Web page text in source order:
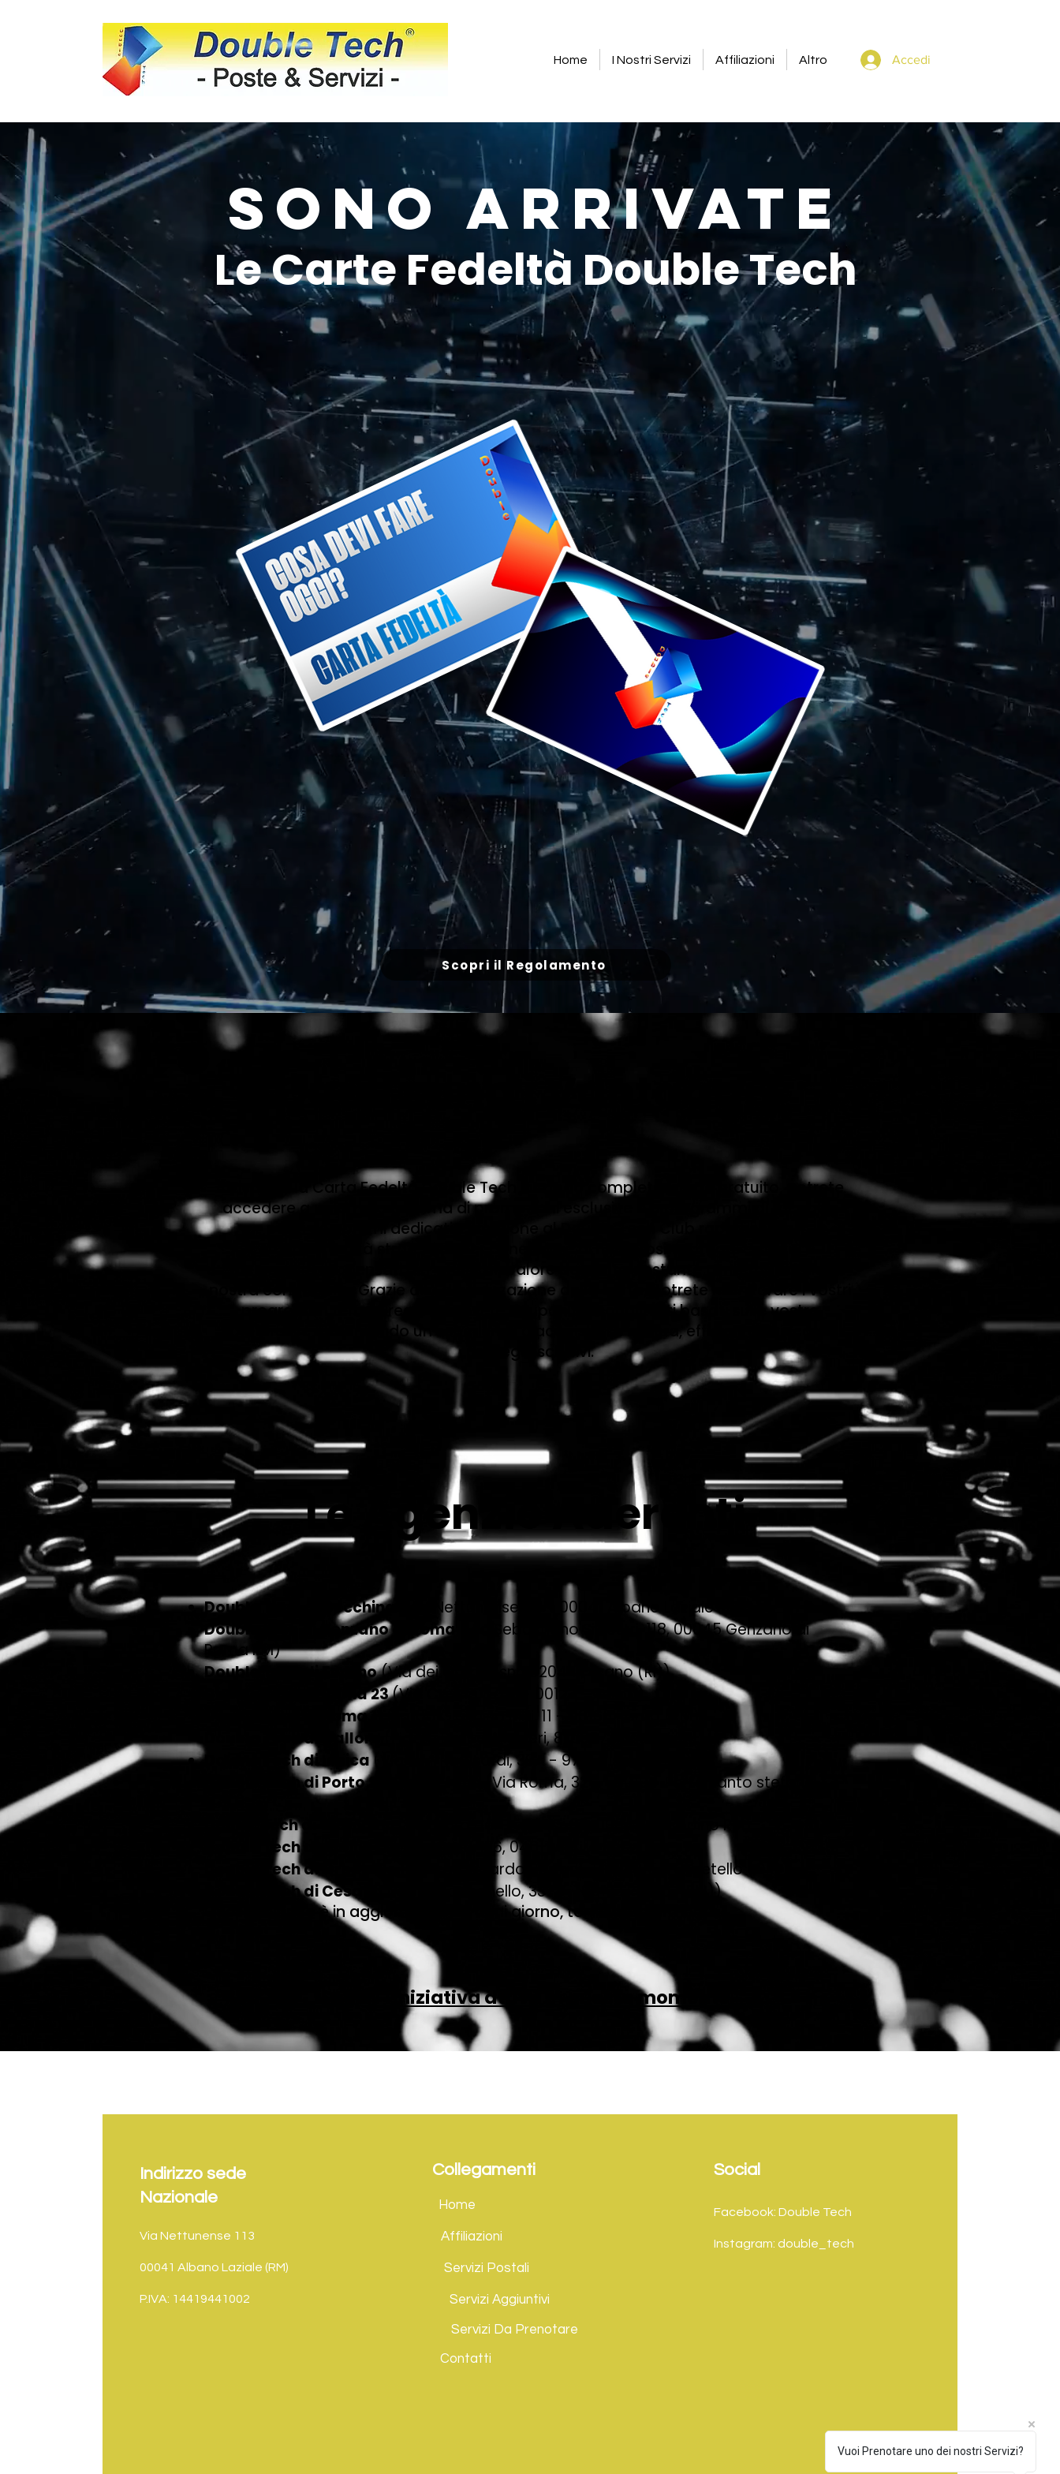
Home I Nostri Servizi Affiliazioni Altro Accedi
Le Carte Fedeltà Double Tech
Sono arrivate
Scopri il Regolamento
Attivando la Carta Fedeltà Double Tech in modo completamente gratuito, potrete
accedere a un’ampia gamma di promozioni esclusive e a programmi di raccolta
punti con premi dedicati. L’iscrizione al Double Tech Club rappresenta
un’opportunità strategica per beneficiare di numerosi vantaggi e servizi
personalizzati, pensati per offrire un valore aggiunto costante ai membri della
nostra community. Grazie alla digitalizzazione della carta, potrete monitorare i vostri
progressi in tempo reale e ricevere coupon personalizzati basati sulle vostre
preferenze, garantendo un'esperienza d'acquisto su misura, efficiente e ricca di
privilegi esclusivi.
Le Agenzie Aderenti
Double Tech di Cecchina
(Via Nettunense 113 - 00041 Albano Laziale RM)
Double tech di Genzano di Roma
(Via Sebastiano Silvestri, 118, 00045 Genzano di
Roma RM)
Double Tech di Forano(Via dei Gradini snc 02044 Forano (RI))
Double Tech di Roma 23(Via Cassia, 1743 - 00123 - Roma)
Double Tech di Roma 11
(Largo Giannina Milli, 11 - 00165 Roma (RM))
Double Tech di Galloro
(Piazza Dante Alighieri, 8, 00072 Ariccia RM)
Double Tech di Ispica(Viale M. Rapisardi, 39A - 97014 Ispica (RG)
Double Tech di Porto Santo Stefano
(Via Roma, 32 - 58019 - Porto santo stefano
Double tech di Ciampino
(Via Mura dei Francesi, 66, 00043 Ciampino RM)
Double Tech di Aprilia
(Via dei Lauri, 136, 04011 Aprilia LT)
Double Tech di Orbetello
(Piazza Odoardo Borrani, 7 - 58015 - Orbetello (GR))
Double Tech di Cesano
(Via Di Baccanello, 337A - 00123 Roma (RM))
Questo elenco è in aggiornamento ogni giorno, torna regolarmente.
Scopri l'Iniziativa attiva in questo momento
Indirizzo sede
Nazionale
Via Nettunense 113
00041 Albano Laziale (RM)
P.IVA: 14419441002
Collegamenti
Home
Affiliazioni
Servizi Postali
Servizi Aggiuntivi
Servizi Da Prenotare
Contatti
Social
Facebook: Double Tech
Instagram: double_tech
Vuoi Prenotare uno dei nostri Servizi?